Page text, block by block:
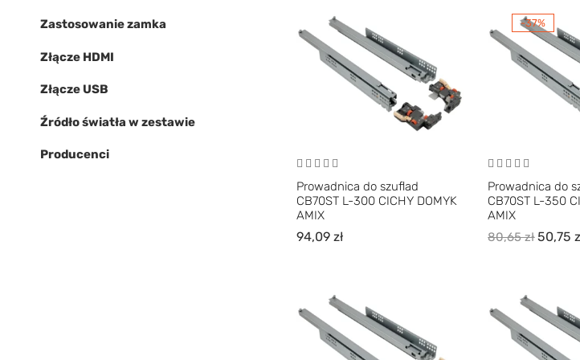
Zastosowanie zamka
Złącze HDMI
Złącze USB
Źródło światła w zestawie
Producenci
Prowadnica do szuflad
CB70ST L-300 CICHY DOMYK
AMIX
94,09 zł
-37%
Prowadnica do
CB70ST L-350
AMIX
80,65zł 50,75